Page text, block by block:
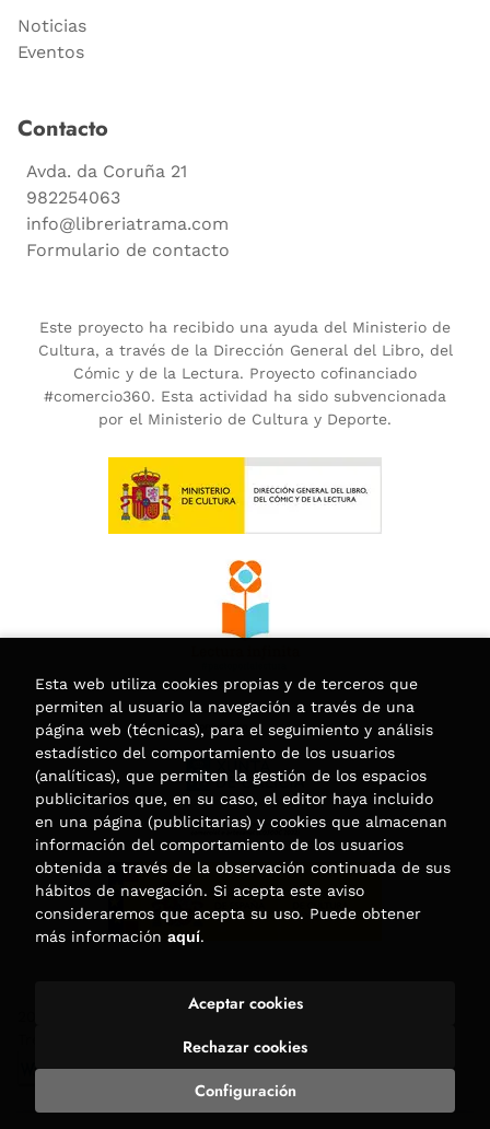
Noticias
Eventos
Contacto
Avda. da Coruña 21
982254063
info@libreriatrama.com
Formulario de contacto
Este proyecto ha recibido una ayuda del Ministerio de
Cultura, a través de la Dirección General del Libro, del
Cómic y de la Lectura. Proyecto cofinanciado
#comercio360. Esta actividad ha sido subvencionada
por el Ministerio de Cultura y Deporte.
. Todos los Derechos Reservados |
Esta web utiliza cookies propias y de terceros que
permiten al usuario la navegación a través de una
página web (técnicas), para el seguimiento y análisis
estadístico del comportamiento de los usuarios
(analíticas), que permiten la gestión de los espacios
publicitarios que, en su caso, el editor haya incluido
en una página (publicitarias) y cookies que almacenan
información del comportamiento de los usuarios
obtenida a través de la observación continuada de sus
hábitos de navegación. Si acepta este aviso
consideraremos que acepta su uso. Puede obtener
más información aquí.
Configuración
Rechazar cookies
Aceptar cookies